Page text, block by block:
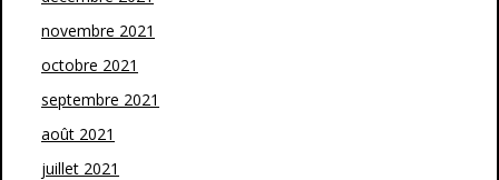
novembre 2021
octobre 2021
septembre 2021
août 2021
juillet 2021